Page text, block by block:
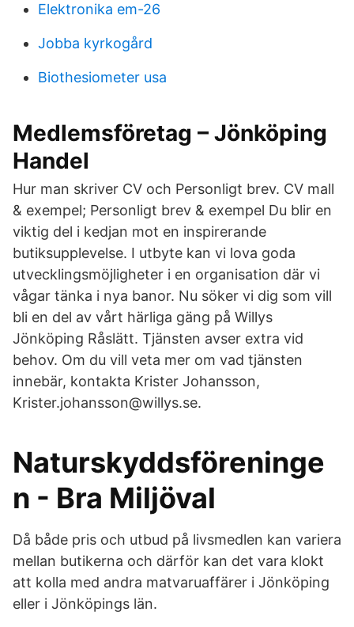
Elektronika em-26
Jobba kyrkogård
Biothesiometer usa
Medlemsföretag – Jönköping
Handel
Hur man skriver CV och Personligt brev. CV mall
& exempel; Personligt brev & exempel Du blir en
viktig del i kedjan mot en inspirerande
butiksupplevelse. I utbyte kan vi lova goda
utvecklingsmöjligheter i en organisation där vi
vågar tänka i nya banor. Nu söker vi dig som vill
bli en del av vårt härliga gäng på Willys
Jönköping Råslätt. Tjänsten avser extra vid
behov. Om du vill veta mer om vad tjänsten
innebär, kontakta Krister Johansson,
Krister.johansson@willys.se.
Naturskyddsföreninge
n - Bra Miljöval
Då både pris och utbud på livsmedlen kan variera
mellan butikerna och därför kan det vara klokt
att kolla med andra matvaruaffärer i Jönköping
eller i Jönköpings län.